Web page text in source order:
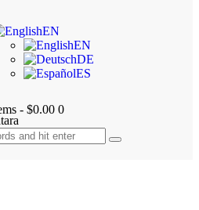
EN
EN
DE
ES
-$0.00 0